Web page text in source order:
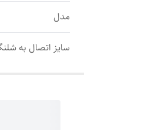
مدل
سایز اتصال به